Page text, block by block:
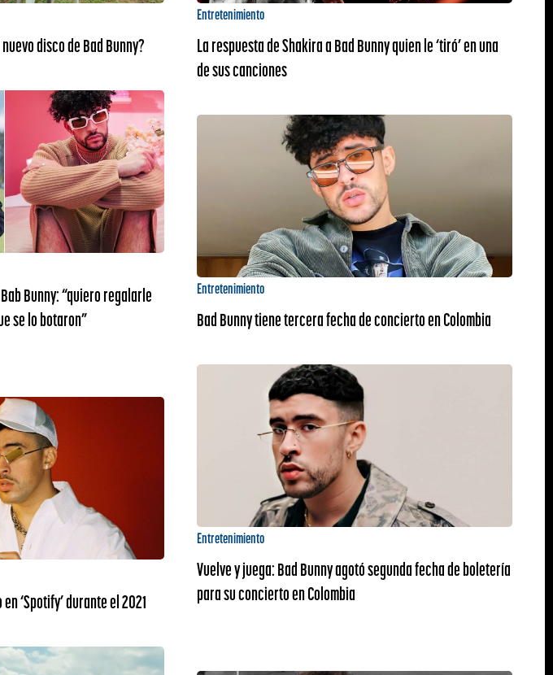
disco de Bad Bunny?
Entretenimiento
La respuesta de Shakira a Bad Bunny quien le ‘tiró’ en una
de sus canciones
Bunny: “quiero regalarle
se lo botaron”
Entretenimiento
Bad Bunny tiene tercera fecha de concierto en Colombia
Entretenimiento
Vuelve y juega: Bad Bunny agotó segunda fecha de boletería
para su concierto en Colombia
‘Spotify’ durante el 2021